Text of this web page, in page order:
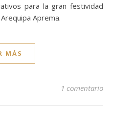
para la gran festividad
Aprema.
MÁS
1 comentario